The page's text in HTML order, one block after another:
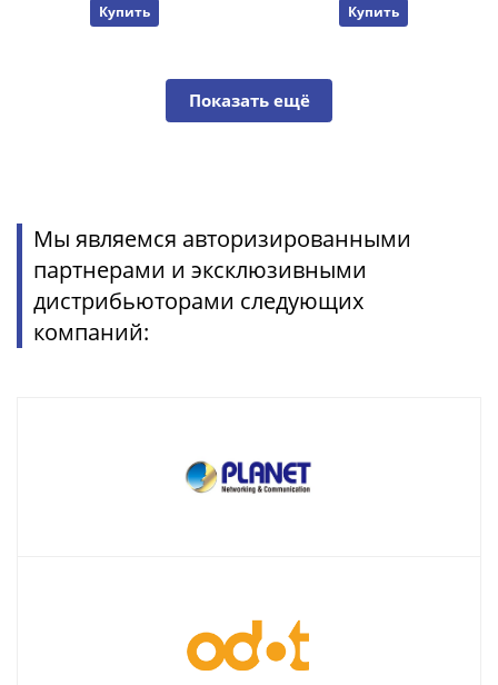
Купить
Купить
Показать ещё
Мы являемся авторизированными
партнерами и эксклюзивными
дистрибьюторами следующих
компаний: